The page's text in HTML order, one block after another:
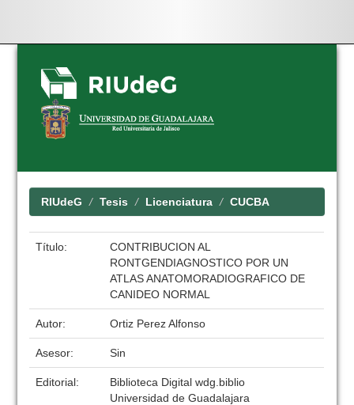
Skip
navigation
RIUdeG Tesis Licenciatura CUCBA
Título:
CONTRIBUCION AL
RONTGENDIAGNOSTICO POR UN
ATLAS ANATOMORADIOGRAFICO DE
CANIDEO NORMAL
Autor: Ortiz Perez Alfonso
Asesor: Sin
Editorial:
Biblioteca Digital wdg.biblio
Universidad de Guadalajara